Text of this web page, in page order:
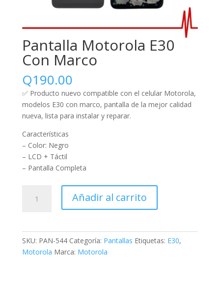
Pantalla Motorola E30
Con Marco
Q190.00
✅ Producto nuevo compatible con el celular Motorola,
modelos E30 con marco, pantalla de la mejor calidad
nueva, lista para instalar y reparar.
Características
– Color: Negro
– LCD + Táctil
– Pantalla Completa
Añadir al carrito
SKU: PAN-544 Categoría: Pantallas Etiquetas: E30,
Motorola Marca: Motorola